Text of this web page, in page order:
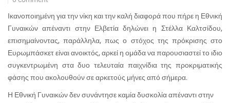
Ικανοποιημένη για την νίκη και την καλή διαφορά που πήρε η Εθνική
Γυναικών απέναντι στην Ελβετία δηλώνει η Στέλλα Καλτσίδου,
επισημαίνοντας, παράλληλα, πως ο στόχος της πρόκρισης στο
Ευρωμπάσκετ είναι ανοικτός, αρκεί η ομάδα να παρουσιαστεί το ιδιο
συγκεντρωμένη στα δυο τελευταία παιχνίδια της προκριματικής
φάσης που ακολουθούν σε αρκετούς μήνες από σήμερα.
Η Εθνική Γυναικών δεν συνάντησε καμία δυσκολία απέναντι στην